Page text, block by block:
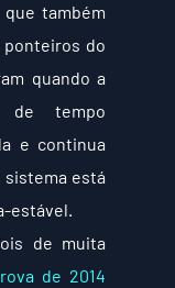
também
do
quando a
de tempo
e continua
sistema está
estável.
de muita
de 2014